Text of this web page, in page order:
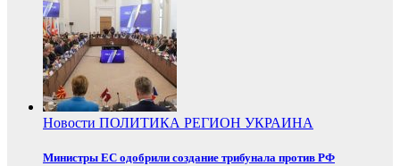
Новости ПОЛИТИКА РЕГИОН УКРАИНА
Министры ЕС одобрили создание трибунала против РФ